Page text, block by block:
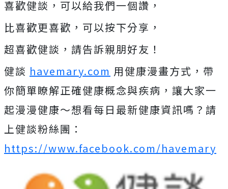
喜歡健談，可以給我們一個讚，
比喜歡更喜歡，可以按下分享，
超喜歡健談，請告訴親朋好友！
健談 havemary.com 用健康漫畫方式，帶
你簡單瞭解正確健康概念與疾病，讓大家一
起漫漫健康～想看每日最新健康資訊嗎？請
上健談粉絲團：
https://www.facebook.com/havemary